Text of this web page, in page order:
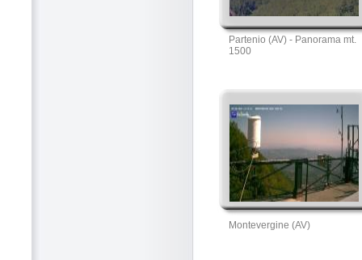
Partenio (AV) - Panorama mt.
1500
Montevergine (AV)